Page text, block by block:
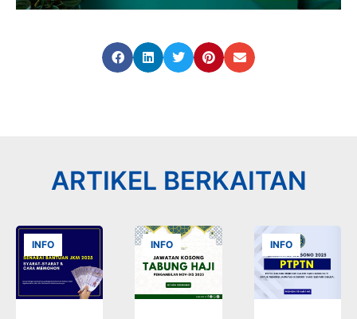
ARTIKEL BERKAITAN
INFO INFO INFO